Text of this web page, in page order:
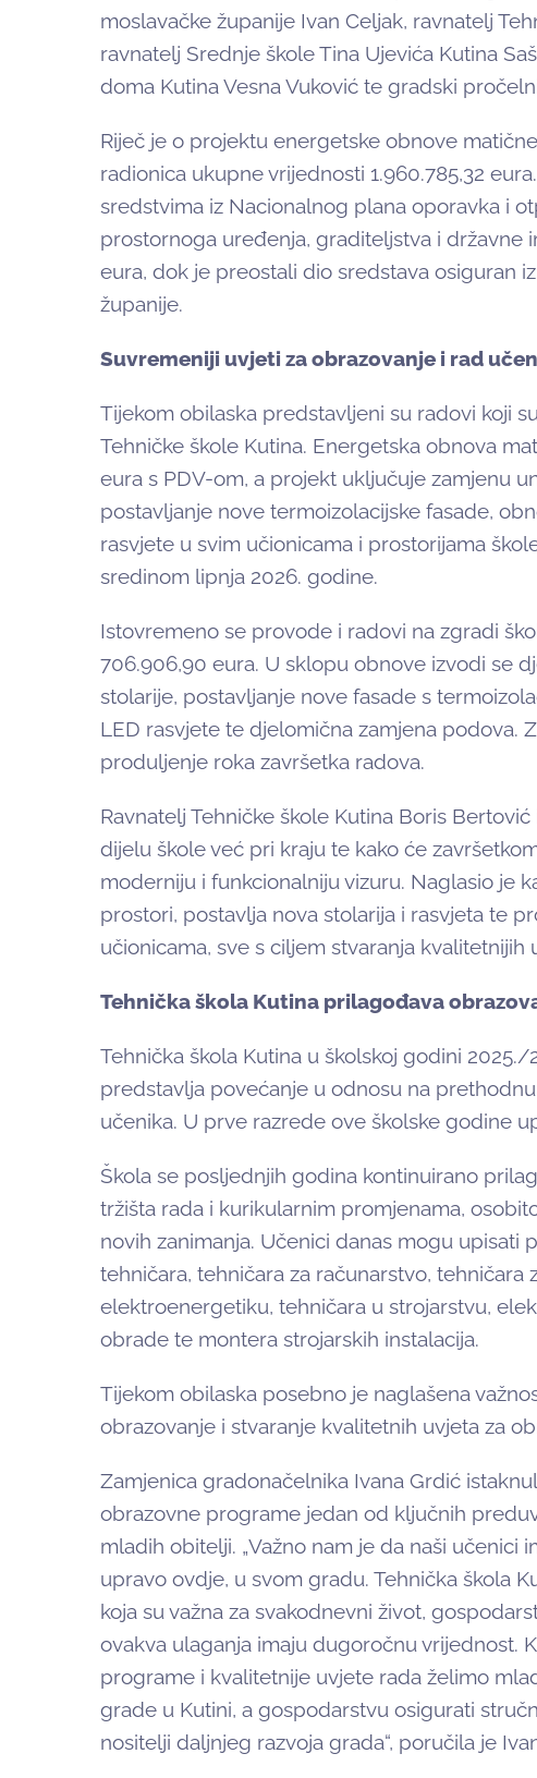
moslavačke županije Ivan Celjak, ravnatelj
ravnatelj Srednje škole Tina Ujevića Kutina
doma Kutina Vesna Vuković te gradski
Riječ je o projektu energetske obnove
radionica ukupne vrijednosti 1.960.785,32
sredstvima iz Nacionalnog plana oporavka i
prostornoga uređenja, graditeljstva i državne
eura, dok je preostali dio sredstava osiguran
županije.
Suvremeniji uvjeti za obrazovanje i rad
Tijekom obilaska predstavljeni su radovi koji
Tehničke škole Kutina. Energetska obnova
eura s PDV-om, a projekt uključuje zamjenu
postavljanje nove termoizolacijske fasade,
rasvjete u svim učionicama i prostorijama
sredinom lipnja 2026. godine.
Istovremeno se provode i radovi na zgradi
706.906,90 eura. U sklopu obnove izvodi se
stolarije, postavljanje nove fasade s
LED rasvjete te djelomična zamjena podova.
produljenje roka završetka radova.
Ravnatelj Tehničke škole Kutina Boris
dijelu škole već pri kraju te kako će
moderniju i funkcionalniju vizuru. Naglasio je
prostori, postavlja nova stolarija i rasvjeta te
učionicama, sve s ciljem stvaranja kvalitetnijih
Tehnička škola Kutina prilagođava
Tehnička škola Kutina u školskoj godini
predstavlja povećanje u odnosu na
učenika. U prve razrede ove školske godine
Škola se posljednjih godina kontinuirano
tržišta rada i kurikularnim promjenama,
novih zanimanja. Učenici danas mogu
tehničara, tehničara za računarstvo, tehničara
elektroenergetiku, tehničara u strojarstvu,
obrade te montera strojarskih instalacija.
Tijekom obilaska posebno je naglašena
obrazovanje i stvaranje kvalitetnih uvjeta za
Zamjenica gradonačelnika Ivana Grdić
obrazovne programe jedan od ključnih
mladih obitelji. „Važno nam je da naši učenici
upravo ovdje, u svom gradu. Tehnička škola
koja su važna za svakodnevni život,
ovakva ulaganja imaju dugoročnu vrijednost.
programe i kvalitetnije uvjete rada želimo
grade u Kutini, a gospodarstvu osigurati
nositelji daljnjeg razvoja grada“, poručila je